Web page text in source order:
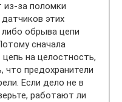
из-за поломки
этих
обрыва цепи
сначала
цепь на целостность,
что предохранители
Если дело не в
работают ли